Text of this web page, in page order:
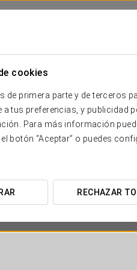
cookies
de primera parte y de terceros
a tus preferencias, y publicidad
Para más información
botón “Aceptar” o puedes
RECHAZAR